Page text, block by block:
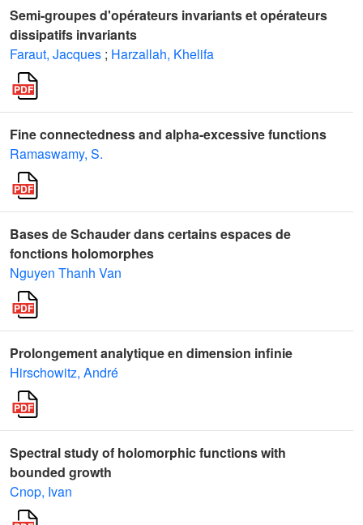
Semi-groupes d'opérateurs invariants et opérateurs
dissipatifs invariants
Faraut, Jacques ; Harzallah, Khelifa
Fine connectedness and alpha-excessive functions
Ramaswamy, S.
Bases de Schauder dans certains espaces de
fonctions holomorphes
Nguyen Thanh Van
Prolongement analytique en dimension infinie
Hirschowitz, André
Spectral study of holomorphic functions with
bounded growth
Cnop, Ivan